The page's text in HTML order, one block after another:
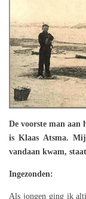
De voorste man aan
is Klaas Atsma.
vandaan kwam,
Ingezonden:
Als jongen ging ik